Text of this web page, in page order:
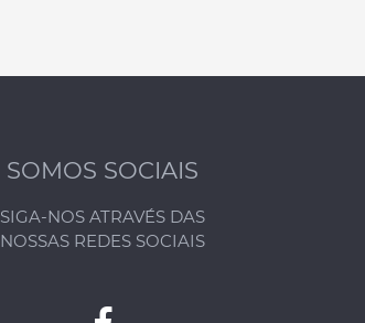
SOMOS SOCIAIS
SIGA-NOS ATRAVÉS DAS
NOSSAS REDES SOCIAIS